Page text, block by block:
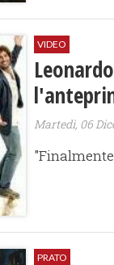
VIDEO
Martedì, 06
PRATO